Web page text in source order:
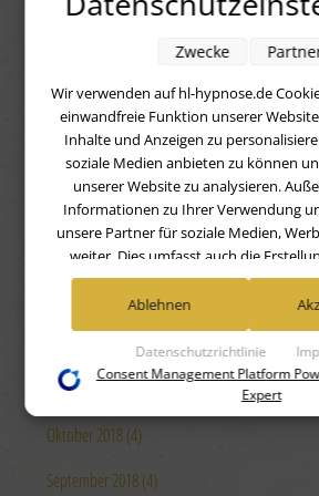
Mai 2019 (4)
April 2019 (4)
März 2019 (4)
Februar 2019 (4)
Januar 2019 (4)
Dezember 2018 (4)
November 2018 (4)
Oktober 2018 (4)
September 2018 (4)
Wir verwenden auf hl-hypnose.de
einwandfreie Funktion unserer
Inhalte und Anzeigen zu
soziale Medien anbieten zu können
unserer Website zu analysieren.
Informationen zu Ihrer Verwendung
unsere Partner für soziale Medien,
weiter. Dies umfasst auch die
Nutzungsprofile. Unsere Partner
Products) führen diese Informationen
weiteren Daten zusammen, die Sie ihnen
(bspw. anhand eines persönlichen
im Rahmen Ihrer Nutzung der Dienste
(bspw. Nutzungsdaten anderer Geräte).
Nutzung von Cookies und Pixeln
widerrufen, indem Sie auf den
Datenschutzrichtlinie
Zwecke
Ablehnen
Consent Management Platform
Expert